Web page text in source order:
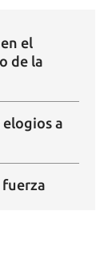
has de
el
de la
a